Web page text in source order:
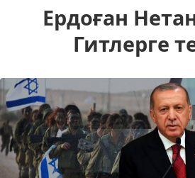
Ердоған
Гитлерге